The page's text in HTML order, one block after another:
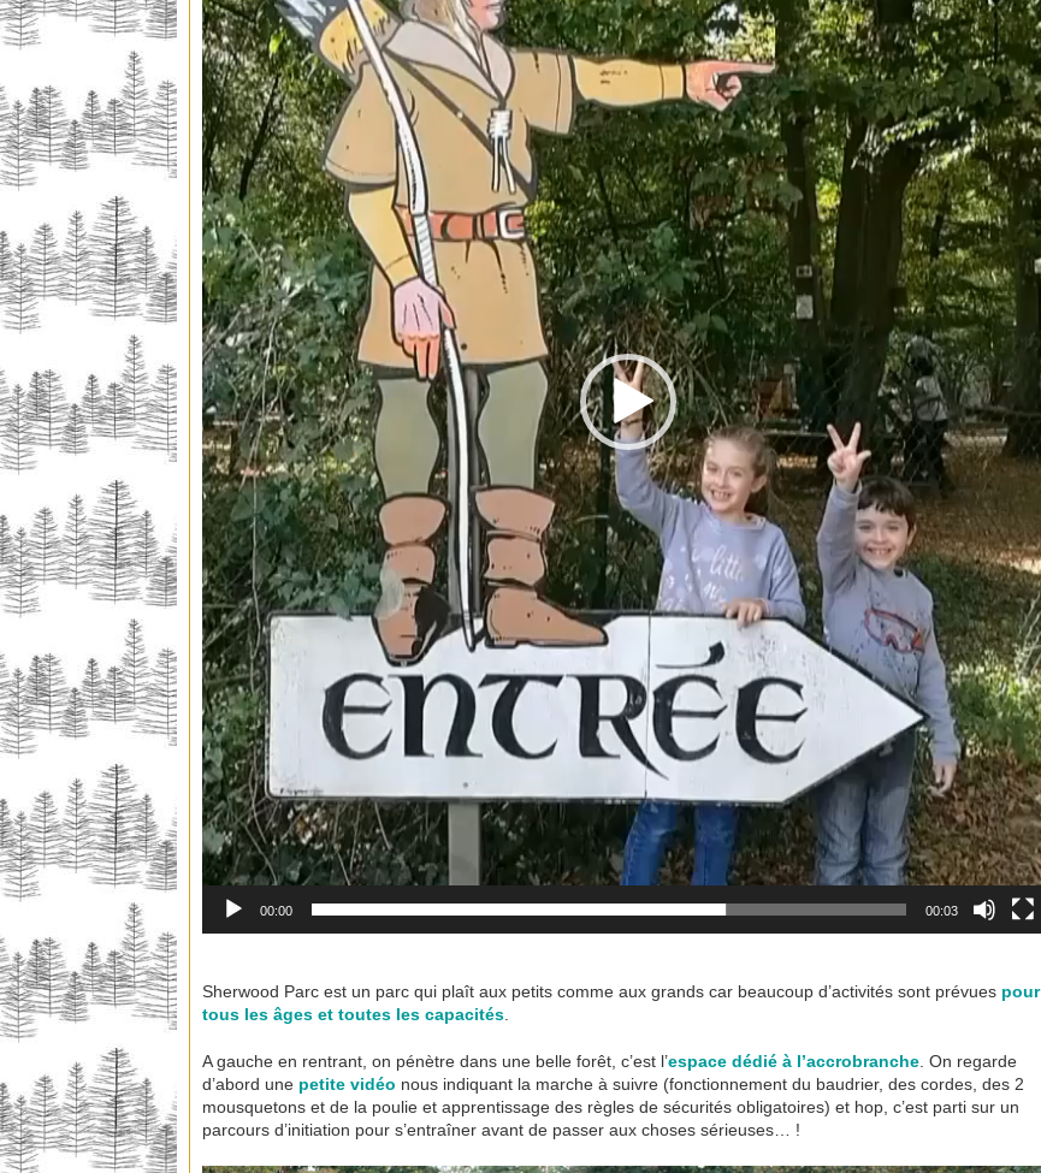
00:00 00:03
Sherwood Parc est un parc qui plaît aux petits comme aux grands car beaucoup d’activités sont prévues pour
tous les âges et toutes les capacités
A gauche en rentrant, on pénètre dans une belle forêt, c’est l’espace dédié à l’accrobranche . On regarde
d’abord une petite vidéo nous indiquant la marche à suivre (fonctionnement du baudrier, des cordes, des 2
mousquetons et de la poulie et apprentissage des règles de sécurités obligatoires) et hop, c’est parti sur un
parcours d’initiation pour s’entraîner avant de passer aux choses sérieuses… !